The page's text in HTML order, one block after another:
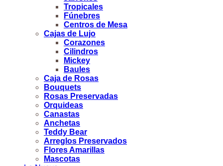
Tropicales
Fúnebres
Centros de Mesa
Cajas de Lujo
Corazones
Cilindros
Mickey
Baules
Caja de Rosas
Bouquets
Rosas Preservadas
Orquideas
Canastas
Anchetas
Teddy Bear
Arreglos Preservados
Flores Amarillas
Mascotas